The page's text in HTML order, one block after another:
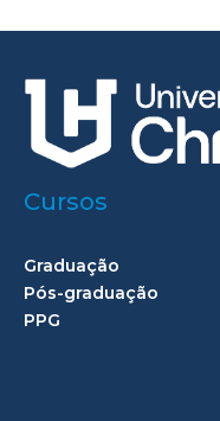
Cursos
Graduação
Pós-graduação
PPG